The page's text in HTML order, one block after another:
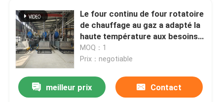
Le four continu de four rotatoire
de chauffage au gaz a adapté la
haute température aux besoins
du client pour la réutilisation de
matériel de batterie au lithium
MOQ：1
Prix：negotiable
meilleur prix Contact